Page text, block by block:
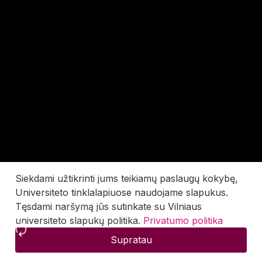
Siekdami užtikrinti jums teikiamų paslaugų kokybę,
Universiteto tinklalapiuose naudojame slapukus.
Tęsdami naršymą jūs sutinkate su Vilniaus
universiteto slapukų politika. Privatumo politika
Supratau